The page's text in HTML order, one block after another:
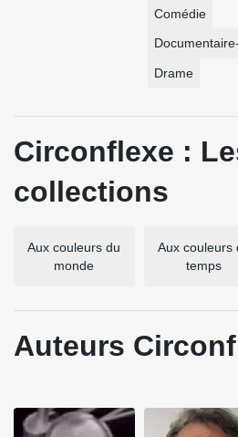
Comédie
Drame
Circonflexe :
collections
Aux couleurs du
monde
Aux couleurs
temps
Auteurs